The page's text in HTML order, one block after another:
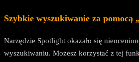
Szybkie wyszukiwanie za pomocą
Narzędzie Spotlight okazało się
wyszukiwaniu. Możesz korzystać z tej